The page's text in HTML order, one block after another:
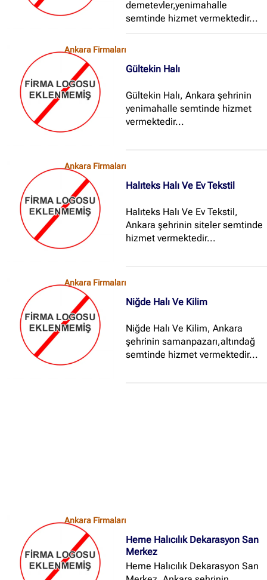
demetevler,yenimahalle
semtinde hizmet vermektedir...
Ankara Firmaları
Gültekin Halı
Gültekin Halı, Ankara şehrinin
yenimahalle semtinde hizmet
vermektedir...
Ankara Firmaları
Halıteks Halı Ve Ev Tekstil
Halıteks Halı Ve Ev Tekstil,
Ankara şehrinin siteler semtinde
hizmet vermektedir...
Ankara Firmaları
Niğde Halı Ve Kilim
Niğde Halı Ve Kilim, Ankara
şehrinin samanpazarı,altındağ
semtinde hizmet vermektedir...
Ankara Firmaları
Heme Halıcılık Dekarasyon San
Merkez
Heme Halıcılık Dekarasyon San